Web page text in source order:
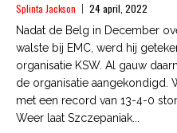
Splinta Jackson 24 april, 2022
Nadat de Belg in December
walste bij EMC, werd hij
organisatie KSW. Al gauw
de organisatie aangekondigd.
met een record van 13-4-0
Weer laat Szczepaniak...